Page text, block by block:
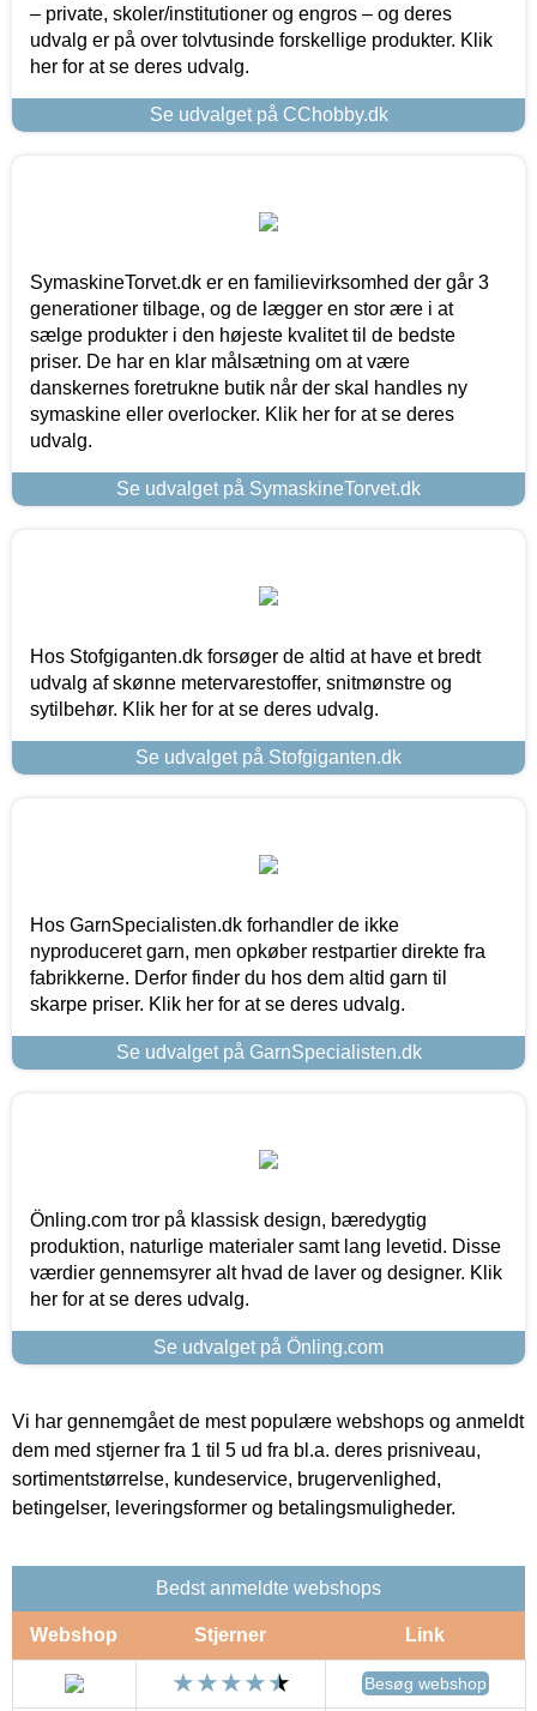
– private, skoler/institutioner og engros – og deres
udvalg er på over tolvtusinde forskellige produkter. Klik
her for at se deres udvalg.
Se udvalget på CChobby.dk
SymaskineTorvet.dk er en familievirksomhed der går 3
generationer tilbage, og de lægger en stor ære i at
sælge produkter i den højeste kvalitet til de bedste
priser. De har en klar målsætning om at være
danskernes foretrukne butik når der skal handles ny
symaskine eller overlocker. Klik her for at se deres
udvalg.
Se udvalget på SymaskineTorvet.dk
Hos Stofgiganten.dk forsøger de altid at have et bredt
udvalg af skønne metervarestoffer, snitmønstre og
sytilbehør. Klik her for at se deres udvalg.
Se udvalget på Stofgiganten.dk
Hos GarnSpecialisten.dk forhandler de ikke
nyproduceret garn, men opkøber restpartier direkte fra
fabrikkerne. Derfor finder du hos dem altid garn til
skarpe priser. Klik her for at se deres udvalg.
Se udvalget på GarnSpecialisten.dk
Önling.com tror på klassisk design, bæredygtig
produktion, naturlige materialer samt lang levetid. Disse
værdier gennemsyrer alt hvad de laver og designer. Klik
her for at se deres udvalg.
Se udvalget på Önling.com
Vi har gennemgået de mest populære webshops og anmeldt
dem med stjerner fra 1 til 5 ud fra bl.a. deres prisniveau,
sortimentstørrelse, kundeservice, brugervenlighed,
betingelser, leveringsformer og betalingsmuligheder.
Bedst anmeldte webshops
Webshop Stjerner Link
Besøg webshop